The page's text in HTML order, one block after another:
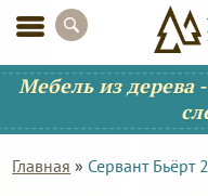
Мебель из дерева
Главная » Сервант Бьёрт